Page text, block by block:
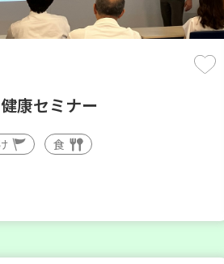
康セミナー
食